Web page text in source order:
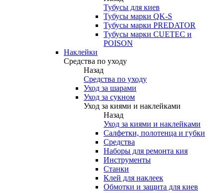
Тубусы для киев
Тубусы марки QK-S
Тубусы марки PREDATOR
Тубусы марки CUETEC и
POISON
Наклейки
Средства по уходу
Назад
Средства по уходу
Уход за шарами
Уход за сукном
Уход за киями и наклейками
Назад
Уход за киями и наклейками
Салфетки, полотенца и губки
Средства
Наборы для ремонта кия
Инструменты
Станки
Клей для наклеек
Обмотки и защита для киев